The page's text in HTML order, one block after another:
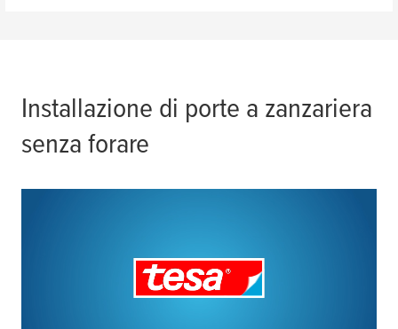
Installazione di porte a zanzariera
senza forare